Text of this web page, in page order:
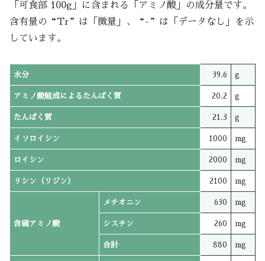
「可食部 100g」に含まれる「アミノ酸」の成分量です。
含有量の“Tr”は「微量」、“-”は「データなし」を示
しています。
水分 39.6 g
アミノ酸組成によるたんぱく質 20.2 g
たんぱく質 21.3 g
イソロイシン 1000 mg
ロイシン 2000 mg
リシン（リジン） 2100 mg
含硫アミノ酸
メチオニン 630 mg
シスチン 260 mg
合計 880 mg